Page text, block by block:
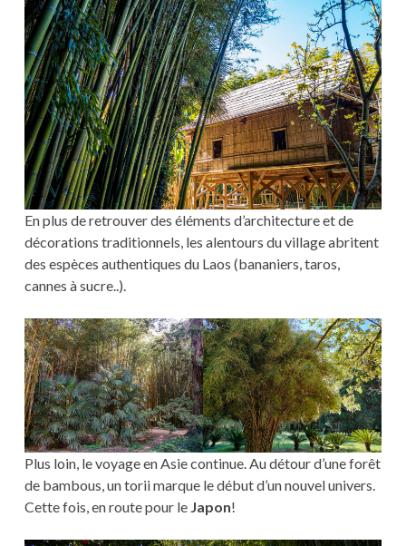
En plus de retrouver des éléments d’architecture et de
décorations traditionnels, les alentours du village abritent
des espèces authentiques du Laos (bananiers, taros,
cannes à sucre..).
Plus loin, le voyage en Asie continue. Au détour d’une forêt
de bambous, un torii marque le début d’un nouvel univers.
Cette fois, en route pour le Japon!